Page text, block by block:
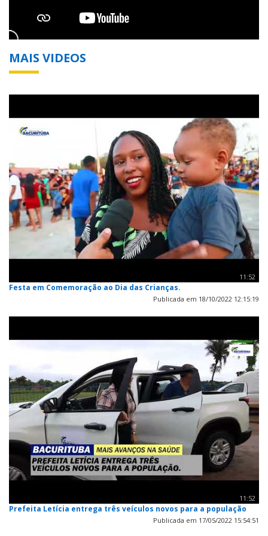
MAIS VIDEOS
11:52
Festa em Comemoração ao Dia das Crianças.
Publicada em 18/10/2022 12:15:19
11:52
Prefeita Letícia entrega três veículos novos para a população
Publicada em 17/05/2022 15:54:51